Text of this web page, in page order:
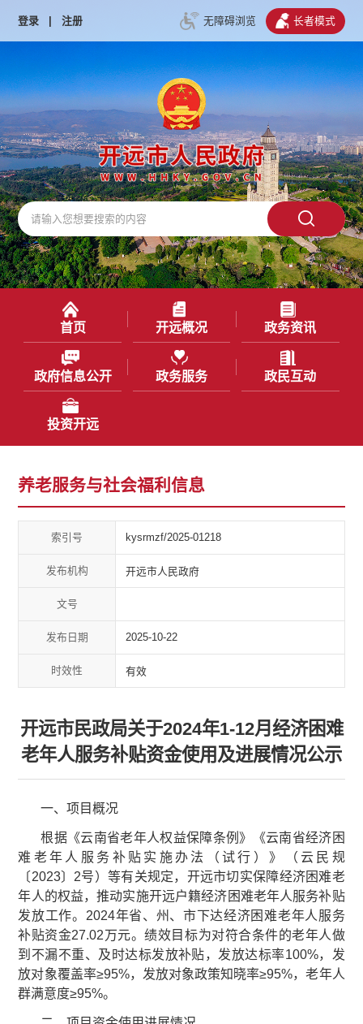
登录 | 注册 无障碍浏览 长者模式
首页 开远概况 政务资讯
政府信息公开 政务服务 政民互动
投资开远
养老服务与社会福利信息
索引号 kysrmzf/2025-01218
发布机构 开远市人民政府
文号
发布日期 2025-10-22
时效性 有效
开远市民政局关于2024年1-12月经济困难
老年人服务补贴资金使用及进展情况公示
一、项目概况
根据《云南省老年人权益保障条例》《云南省经济困
难老年人服务补贴实施办法（试行）》（云民规
〔2023〕2号）等有关规定，开远市切实保障经济困难老
年人的权益，推动实施开远户籍经济困难老年人服务补贴
发放工作。2024年省、州、市下达经济困难老年人服务
补贴资金27.02万元。绩效目标为对符合条件的老年人做
到不漏不重、及时达标发放补贴，发放达标率100%，发
放对象覆盖率≥95%，发放对象政策知晓率≥95%，老年人
群满意度≥95%。